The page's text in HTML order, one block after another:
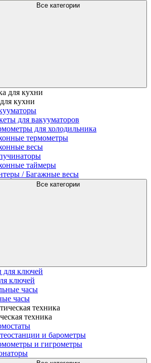
Все категории
кухни
для вакууматоров
для холодильника
термометры
весы
таймеры
/ Багажные весы
Все категории
ключей
часы
техника
и барометры
и гигрометры